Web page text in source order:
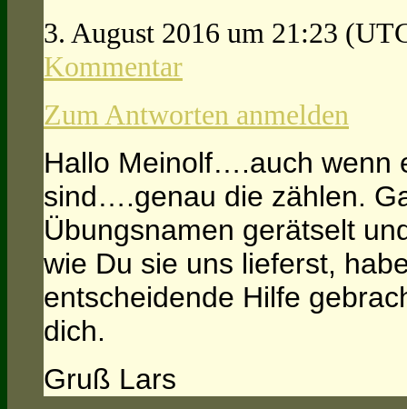
3. August 2016 um 21:23
Kommentar
Zum Antworten anmelden
Hallo Meinolf….auch wenn
sind….genau die zählen.
Übungsnamen gerätselt
wie Du sie uns lieferst,
entscheidende Hilfe
dich.
Gruß Lars